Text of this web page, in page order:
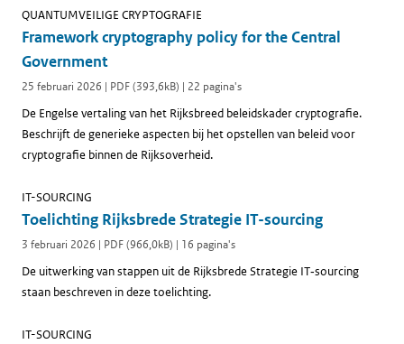
Framework cryptography policy for the Central
Government
QUANTUMVEILIGE CRYPTOGRAFIE
25 februari 2026 | PDF (393,6kB) | 22 pagina's
De Engelse vertaling van het Rijksbreed beleidskader cryptografie.
Beschrijft de generieke aspecten bij het opstellen van beleid voor
cryptografie binnen de Rijksoverheid.
Toelichting Rijksbrede Strategie IT-sourcing
IT-SOURCING
3 februari 2026 | PDF (966,0kB) | 16 pagina's
De uitwerking van stappen uit de Rijksbrede Strategie IT‑sourcing
staan beschreven in deze toelichting.
IT-SOURCING